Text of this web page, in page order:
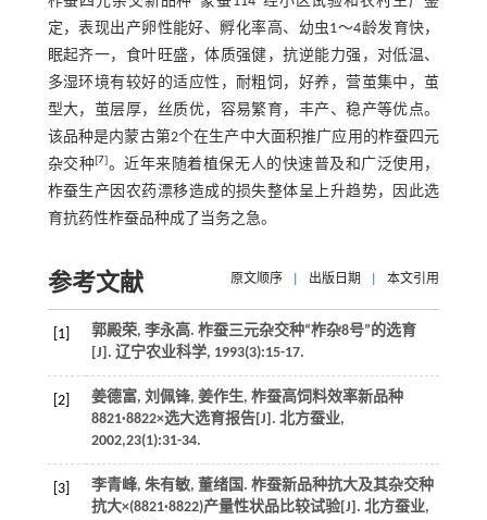
定，表现出产卵性能好、孵化率高、幼虫1～4龄发育快，
眠起齐一，食叶旺盛，体质强健，抗逆能力强，对低温、
多湿环境有较好的适应性，耐粗饲，好养，营茧集中，茧
型大，茧层厚，丝质优，容易繁育，丰产、稳产等优点。
该品种是内蒙古第2个在生产中大面积推广应用的柞蚕四元
杂交种[7]。近年来随着植保无人的快速普及和广泛使用，
柞蚕生产因农药漂移造成的损失整体呈上升趋势，因此选
育抗药性柞蚕品种成了当务之急。
参考文献 原文顺序 出版日期 本文引用
[1]
郭殿荣, 李永高. 柞蚕三元杂交种“柞杂8号”的选育
[J]. 辽宁农业科学, 1993(3):15-17.
[2]
姜德富, 刘佩锋, 姜作生, 柞蚕高饲料效率新品种
8821·8822×选大选育报告[J]. 北方蚕业,
2002,23(1):31-34.
[3]
李青峰, 朱有敏, 董绪国. 柞蚕新品种抗大及其杂交种
抗大×(8821·8822)产量性状品比较试验[J]. 北方蚕业,